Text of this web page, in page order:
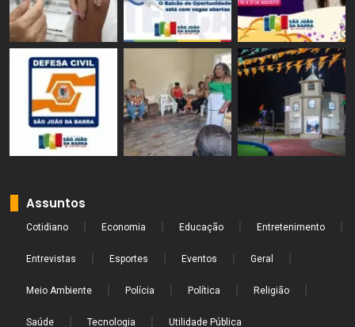
Assuntos
Cotidiano Economia Educação Entretenimento
Entrevistas Esportes Eventos Geral
Meio Ambiente Polícia Política Religião
Saúde Tecnologia Utilidade Pública